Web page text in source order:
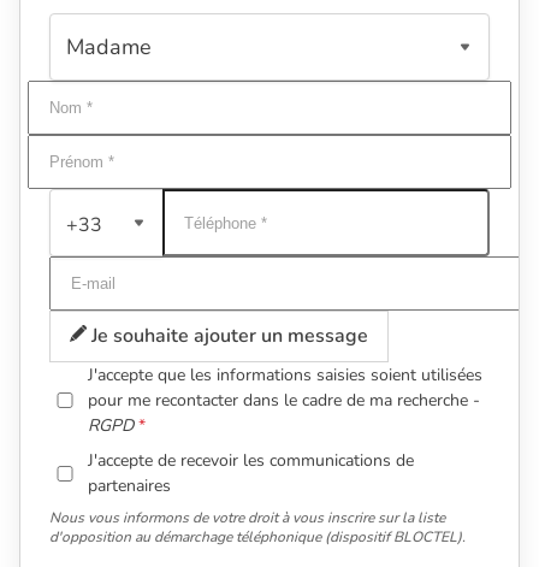
+33
Je souhaite ajouter un message
J'accepte que les informations saisies soient utilisées
pour me recontacter dans le cadre de ma recherche -
RGPD
J'accepte de recevoir les communications de
partenaires
Nous vous informons de votre droit à vous inscrire sur la liste
d'opposition au démarchage téléphonique (dispositif BLOCTEL).